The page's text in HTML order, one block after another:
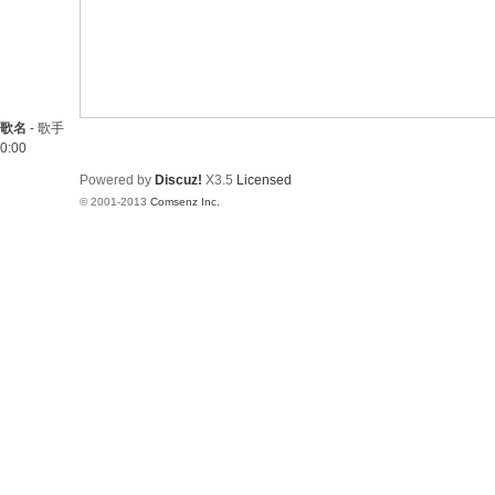
歌名 - 歌手
0:00
Powered by Discuz! X3.5 Licensed
© 2001-2013 Comsenz Inc.